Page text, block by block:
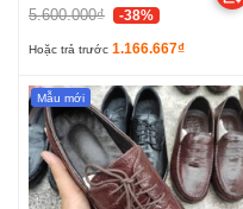
5.600.000₫ -38%
Hoặc trả trước 1.166.667₫
Mẫu mới